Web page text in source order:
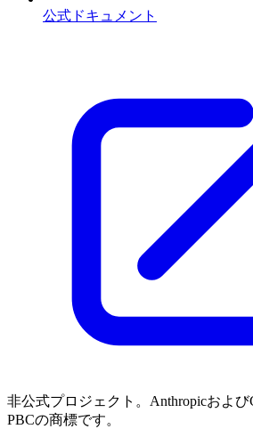
公式ドキュメント
非公式プロジェクト。Anthropicおよび
PBCの商標です。